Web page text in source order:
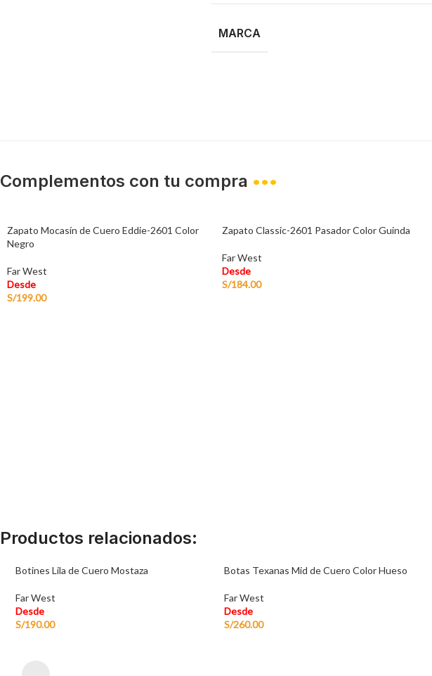
MARCA
Complementos con tu compra •••
Zapato Mocasín de Cuero Eddie-2601 Color
Negro
Far West
Desde
S/199.00
Zapato Classic-2601 Pasador Color Guinda
Far West
Desde
S/184.00
Productos relacionados:
Botines Lila de Cuero Mostaza
Far West
Desde
S/190.00
Botas Texanas Mid de Cuero Color Hueso
Far West
Desde
S/260.00